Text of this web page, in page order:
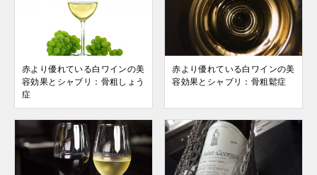
赤より優れている白ワインの美
容効果とシャブリ：骨粗しょう
症
赤より優れている白ワインの美
容効果とシャブリ：骨粗鬆症